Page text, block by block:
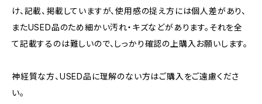
け、記載、掲載していますが、使用感の捉え方には個人差があり、
またUSED品のため細かい汚れ・キズなどがあります。それを全
て記載するのは難しいので、しっかり確認の上購入お願いします。
神経質な方、USED品に理解のない方はご購入をご遠慮くださ
い。